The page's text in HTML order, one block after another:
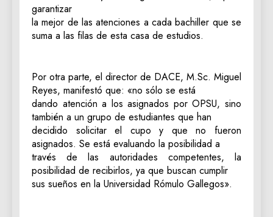
garantizar
la mejor de las atenciones a cada bachiller que se
suma a las filas de esta casa de estudios.
Por otra parte, el director de DACE, M.Sc. Miguel
Reyes, manifestó que: «no sólo se está
dando atención a los asignados por OPSU, sino
también a un grupo de estudiantes que han
decidido solicitar el cupo y que no fueron
asignados. Se está evaluando la posibilidad a
través de las autoridades competentes, la
posibilidad de recibirlos, ya que buscan cumplir
sus sueños en la Universidad Rómulo Gallegos».